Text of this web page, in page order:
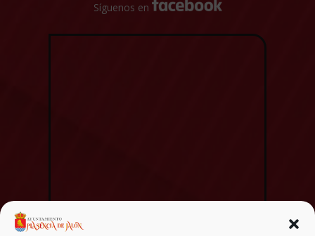
Síguenos en